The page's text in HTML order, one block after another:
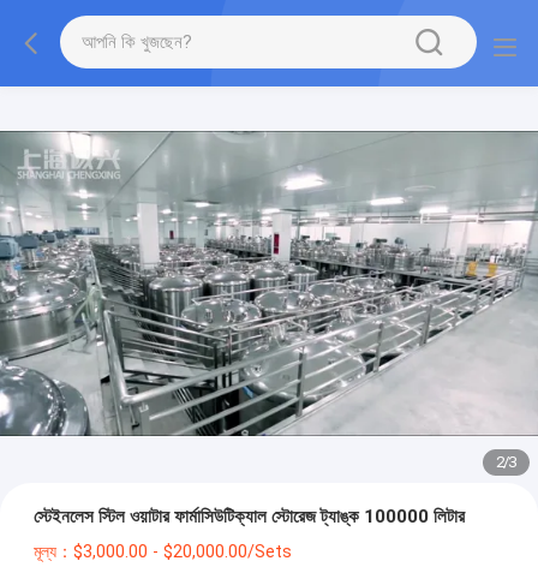
2/3
স্টেইনলেস স্টিল ওয়াটার ফার্মাসিউটিক্যাল স্টোরেজ ট্যাঙ্ক 100000 লিটার
মূল্য：$3,000.00 - $20,000.00/Sets